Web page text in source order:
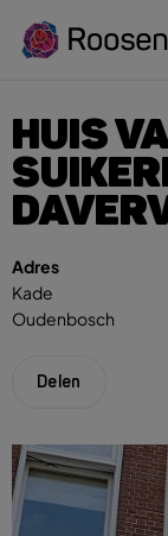
UITagenda
Wandelen
HUIS
Adres
Kade
Oudenbosch
Delen